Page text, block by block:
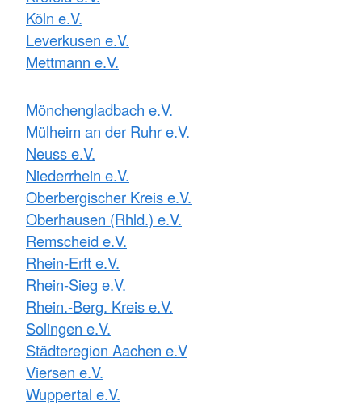
Köln e.V.
Leverkusen e.V.
Mettmann e.V.
Mönchengladbach e.V.
Mülheim an der Ruhr e.V.
Neuss e.V.
Niederrhein e.V.
Oberbergischer Kreis e.V.
Oberhausen (Rhld.) e.V.
Remscheid e.V.
Rhein-Erft e.V.
Rhein-Sieg e.V.
Rhein.-Berg. Kreis e.V.
Solingen e.V.
Städteregion Aachen e.V
Viersen e.V.
Wuppertal e.V.